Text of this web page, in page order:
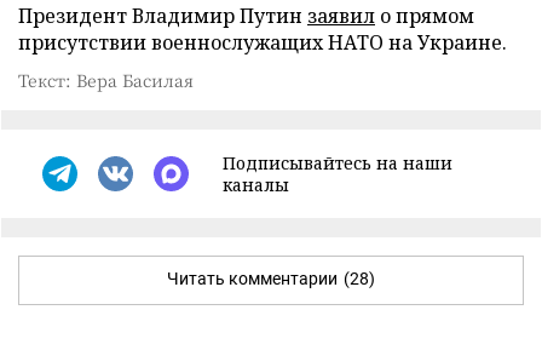
Президент Владимир Путин заявил о прямом
присутствии военнослужащих НАТО на Украине.
Текст: Вера Басилая
Подписывайтесь на наши
каналы
Читать комментарии (28)